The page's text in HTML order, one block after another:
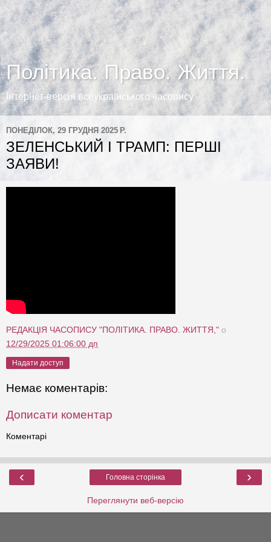
Політика. Право. Життя.
Інтернет-версія всеукраїнського часопису
ПОНЕДІЛОК, 29 ГРУДНЯ 2025 Р.
ЗЕЛЕНСЬКИЙ І ТРАМП: ПЕРШІ
ЗАЯВИ!
РЕДАКЦІЯ ЧАСОПИСУ "ПОЛІТИКА. ПРАВО. ЖИТТЯ," о
12/29/2025 01:06:00 дп
Надати доступ
Немає коментарів:
Дописати коментар
Коментарі
‹ ›
Головна сторінка
Переглянути веб-версію